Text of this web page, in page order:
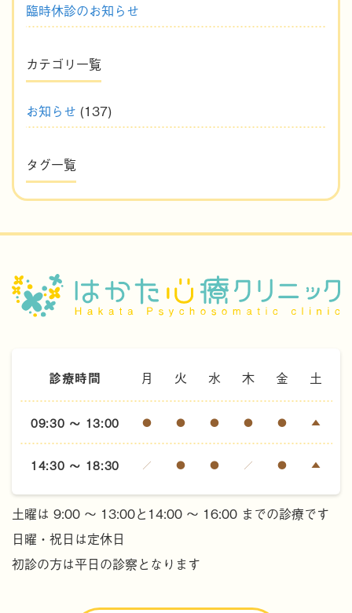
臨時休診のお知らせ
カテゴリ一覧
お知らせ (137)
タグ一覧
診療時間 月 火 水 木 金 土
09:30 ～ 13:00 ● ● ● ● ● ▲
14:30 ～ 18:30 ／ ● ● ／ ● ▲
土曜は 9:00 ～ 13:00と14:00 ～ 16:00 までの診療です
日曜・祝日は定休日
初診の方は平日の診察となります